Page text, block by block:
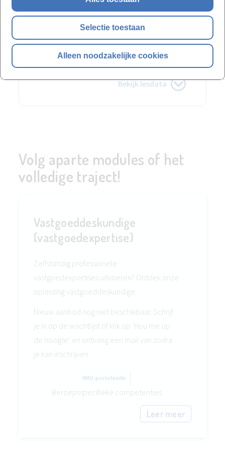
Selectie toestaan
Alleen noodzakelijke cookies
10 sessie(s)
€ 314,60 incl. BTW
Inschrijven
Bekijk lesdata
Volg aparte modules of het
volledige traject!
Vastgoeddeskundige
(vastgoedexpertise)
Zelfstandig professionele
vastgoedexpertises uitvoeren? Ontdek onze
opleiding vastgoeddeskundige.
Nieuw aanbod nog niet beschikbaar. Schrijf
je in op de wachtlijst of klik op ‘Hou me op
de hoogte’ en ontvang een mail van zodra
je kan inschrijven
KMO-portefeuille
Beroepsspecifieke competenties
Leer meer